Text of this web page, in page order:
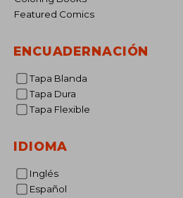
Featured Comics
ENCUADERNACIÓN
Tapa Blanda
Tapa Dura
Tapa Flexible
IDIOMA
Inglés
Español